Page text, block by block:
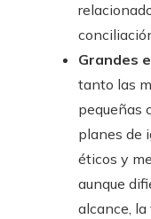
Grandes
tanto las
pequeñas
planes de
éticos y
aunque
alcance,